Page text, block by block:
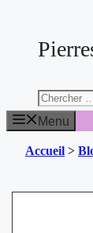
contenu
Chercher:
Menu
Accueil >